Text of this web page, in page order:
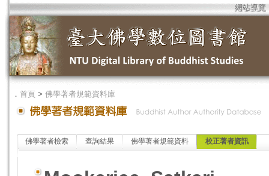
網站導覽
． 首頁 > 佛學著者規範資料庫
佛學著者檢索 查詢結果 佛學著者規範資料 校正著者資訊